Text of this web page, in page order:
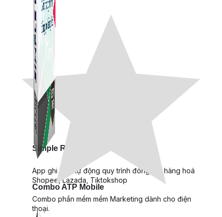
Combo ATP Mobile
Combo phần mềm mềm Marketing dành cho điện
thoại.
Simple Replay
App ghi hình tự động quy trình đóng gói hàng hoá
Shopee, Lazada, Tiktokshop